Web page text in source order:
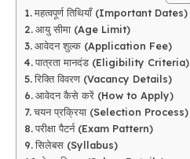
महत्वपूर्ण तिथियाँ (Important Dates)
आयु सीमा (Age Limit)
आवेदन शुल्क (Application Fee)
पात्रता मानदंड (Eligibility Criteria)
रिक्ति विवरण (Vacancy Details)
आवेदन कैसे करें (How to Apply)
चयन प्रक्रिया (Selection Process)
परीक्षा पैटर्न (Exam Pattern)
सिलेबस (Syllabus)